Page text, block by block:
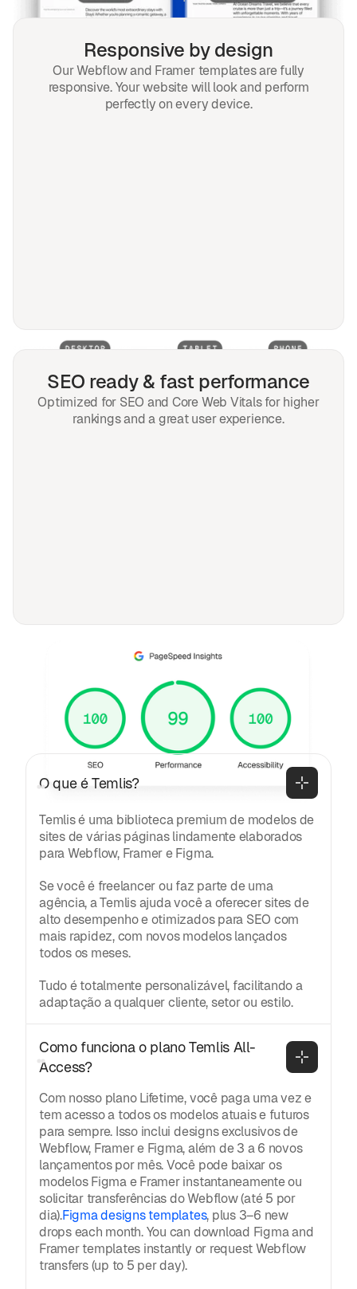
Responsive by design
Our Webflow and Framer templates are fully
responsive. Your website will look and perform
perfectly on every device.
SEO ready & fast performance
Optimized for SEO and Core Web Vitals for higher
rankings and a great user experience.
PERGUNTAS FREQUENTES
Perguntas frequentes
Geral
O que é Temlis?
Temlis é uma biblioteca premium de modelos de
sites de várias páginas lindamente elaborados
para Webflow, Framer e Figma.
Se você é freelancer ou faz parte de uma
agência, a Temlis ajuda você a oferecer sites de
alto desempenho e otimizados para SEO com
mais rapidez, com novos modelos lançados
todos os meses.
Tudo é totalmente personalizável, facilitando a
adaptação a qualquer cliente, setor ou estilo.
Como funciona o plano Temlis All-
Access?
Com nosso plano Lifetime, você paga uma vez e
tem acesso a todos os modelos atuais e futuros
para sempre. Isso inclui designs exclusivos de
Webflow, Framer e Figma, além de 3 a 6 novos
lançamentos por mês. Você pode baixar os
modelos Figma e Framer instantaneamente ou
solicitar transferências do Webflow (até 5 por
dia).Figma designs templates, plus 3–6 new
drops each month. You can download Figma and
Framer templates instantly or request Webflow
transfers (up to 5 per day).